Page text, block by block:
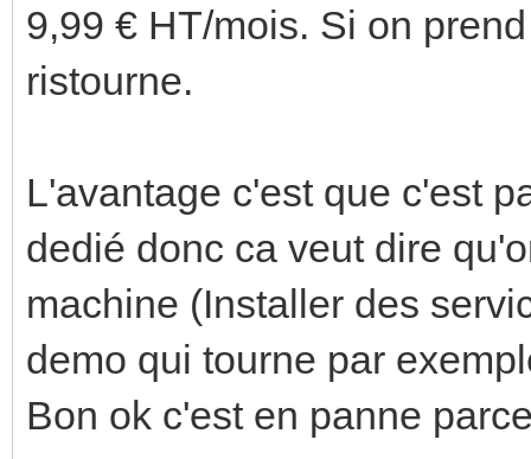
9,99 € HT/mois. Si on
ristourne.
L'avantage c'est que c'est
dedié donc ca veut dire
machine (Installer des
demo qui tourne par
Bon ok c'est en panne